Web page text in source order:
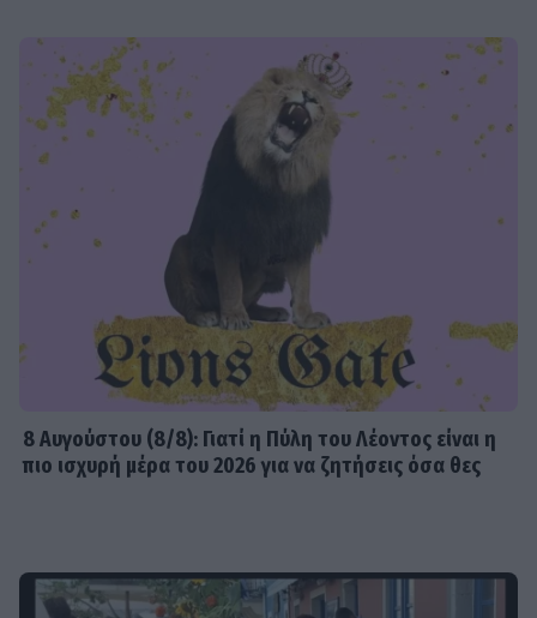
8 Aυγούστου (8/8): Γιατί η Πύλη του Λέοντος είναι η
πιο ισχυρή μέρα του 2026 για να ζητήσεις όσα θες